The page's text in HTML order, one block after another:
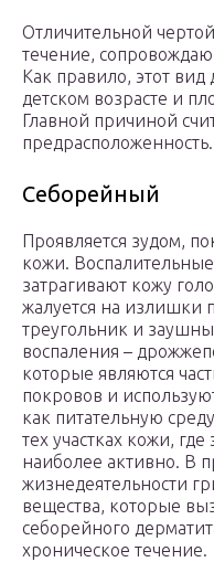
Отличительной
течение,
Как правило, этот вид
детском возрасте и
Главной причиной
предрасположенность.
Себорейный
Проявляется зудом,
кожи.
затрагивают кожу
жалуется на излишки
треугольник и
воспаления –
которые являются
покровов и
как питательную
тех участках кожи,
наиболее активно. В
жизнедеятельности
вещества, которые
себорейного
хроническое течение.